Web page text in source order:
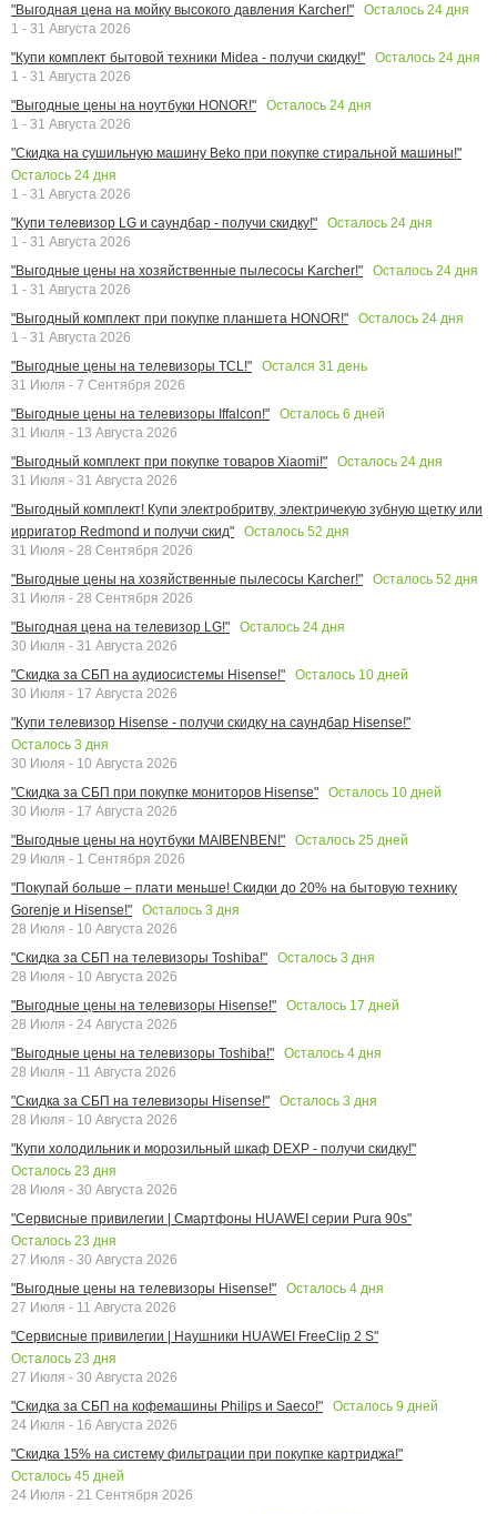
"Выгодная цена на мойку высокого давления Karcher!"
Осталось 24 дня
1 - 31 Августа 2026
"Купи комплект бытовой техники Midea - получи скидку!"
Осталось 24 дня
1 - 31 Августа 2026
"Выгодные цены на ноутбуки HONOR!"
Осталось 24 дня
1 - 31 Августа 2026
"Скидка на сушильную машину Beko при покупке стиральной машины!"
Осталось 24 дня
1 - 31 Августа 2026
"Купи телевизор LG и саундбар - получи скидку!"
Осталось 24 дня
1 - 31 Августа 2026
"Выгодные цены на хозяйственные пылесосы Karcher!"
Осталось 24 дня
1 - 31 Августа 2026
"Выгодный комплект при покупке планшета HONOR!"
Осталось 24 дня
1 - 31 Августа 2026
"Выгодные цены на телевизоры TCL!"
Остался 31 день
31 Июля - 7 Сентября 2026
"Выгодные цены на телевизоры Iffalcon!"
Осталось 6 дней
31 Июля - 13 Августа 2026
"Выгодный комплект при покупке товаров Xiaomi!"
Осталось 24 дня
31 Июля - 31 Августа 2026
"Выгодный комплект! Купи электробритву, электричекую зубную щетку или
ирригатор Redmond и получи скид"
Осталось 52 дня
31 Июля - 28 Сентября 2026
"Выгодные цены на хозяйственные пылесосы Karcher!"
Осталось 52 дня
31 Июля - 28 Сентября 2026
"Выгодная цена на телевизор LG!"
Осталось 24 дня
30 Июля - 31 Августа 2026
"Скидка за СБП на аудиосистемы Hisense!"
Осталось 10 дней
30 Июля - 17 Августа 2026
"Купи телевизор Hisense - получи скидку на саундбар Hisense!"
Осталось 3 дня
30 Июля - 10 Августа 2026
"Скидка за СБП при покупке мониторов Hisense"
Осталось 10 дней
30 Июля - 17 Августа 2026
"Выгодные цены на ноутбуки MAIBENBEN!"
Осталось 25 дней
29 Июля - 1 Сентября 2026
"Покупай больше – плати меньше! Скидки до 20% на бытовую технику
Gorenje и Hisense!"
Осталось 3 дня
28 Июля - 10 Августа 2026
"Скидка за СБП на телевизоры Toshiba!"
Осталось 3 дня
28 Июля - 10 Августа 2026
"Выгодные цены на телевизоры Hisense!"
Осталось 17 дней
28 Июля - 24 Августа 2026
"Выгодные цены на телевизоры Toshiba!"
Осталось 4 дня
28 Июля - 11 Августа 2026
"Скидка за СБП на телевизоры Hisense!"
Осталось 3 дня
28 Июля - 10 Августа 2026
"Купи холодильник и морозильный шкаф DEXP - получи скидку!"
Осталось 23 дня
28 Июля - 30 Августа 2026
"Сервисные привилегии | Смартфоны HUAWEI серии Pura 90s"
Осталось 23 дня
27 Июля - 30 Августа 2026
"Выгодные цены на телевизоры Hisense!"
Осталось 4 дня
27 Июля - 11 Августа 2026
"Сервисные привилегии | Наушники HUAWEI FreeClip 2 S"
Осталось 23 дня
27 Июля - 30 Августа 2026
"Скидка за СБП на кофемашины Philips и Saeco!"
Осталось 9 дней
24 Июля - 16 Августа 2026
"Скидка 15% на систему фильтрации при покупке картриджа!"
Осталось 45 дней
24 Июля - 21 Сентября 2026